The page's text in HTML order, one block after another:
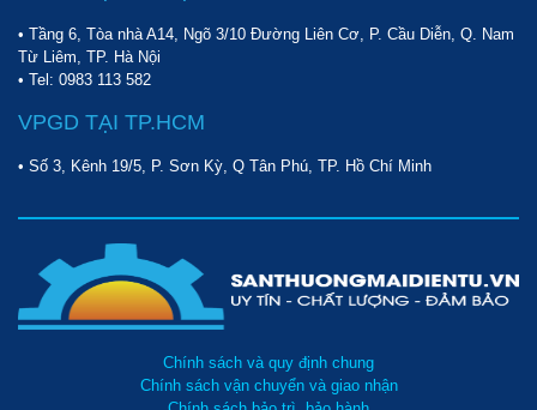
• Tầng 6, Tòa nhà A14, Ngõ 3/10 Đường Liên Cơ, P. Cầu Diễn, Q. Nam
Từ Liêm, TP. Hà Nội
• Tel: 0983 113 582
VPGD TẠI TP.HCM
• Số 3, Kênh 19/5, P. Sơn Kỳ, Q Tân Phú, TP. Hồ Chí Minh
Chính sách và quy định chung
Chính sách vận chuyển và giao nhận